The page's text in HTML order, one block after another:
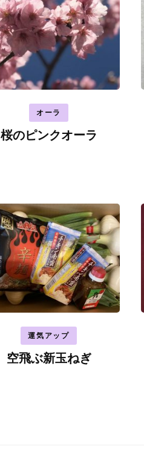
オーラ
桜のピンクオーラ
運気アップ
空飛ぶ新玉ねぎ